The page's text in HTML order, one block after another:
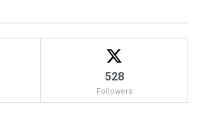
528
Followers